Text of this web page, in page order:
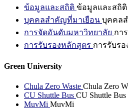
ข้อมูลและสถิติ ข้อมูลและสถิติ
บุคคลสำคัญที่มาเยือน บุคคล
การจัดอันดับมหาวิทยาลัย กา
การรับรองหลักสูตร การรับร
Green University
Chula Zero Waste Chula Zero
CU Shuttle Bus CU Shuttle Bus
MuvMi MuvMi